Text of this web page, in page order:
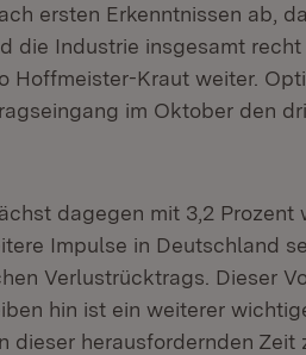
ersten Erkenntnissen ab,
die Industrie insgesamt
Hoffmeister-Kraut weiter.
im Oktober den
dagegen mit 3,2 Prozent
Impulse in Deutschland
Verlustrücktrags. Dieser
hin ist ein weiterer
dieser herausfordernden Zeit